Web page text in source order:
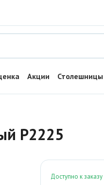
Акции Столешницы
P2225
Доступно к заказу